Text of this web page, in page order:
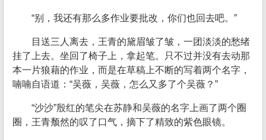
“别，我还有那么多作业要批改，你们也回去吧。”
目送三人离去，王青的黛眉皱了皱，一团淡淡的愁绪
挂了上去。坐回了椅子上，拿起笔。只不过并没有去动那
本一片狼藉的作业，而是在草稿上不断的写着两个名字，
喃喃自语道：“吴薇，吴薇，怎么又多了个吴薇？”
“沙沙”殷红的笔尖在苏静和吴薇的名字上画了两个圈
圈，王青颓然的叹了口气，摘下了精致的紫色眼镜。